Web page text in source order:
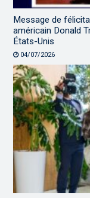
Message de
américain Donald
États-Unis
04/07/2026